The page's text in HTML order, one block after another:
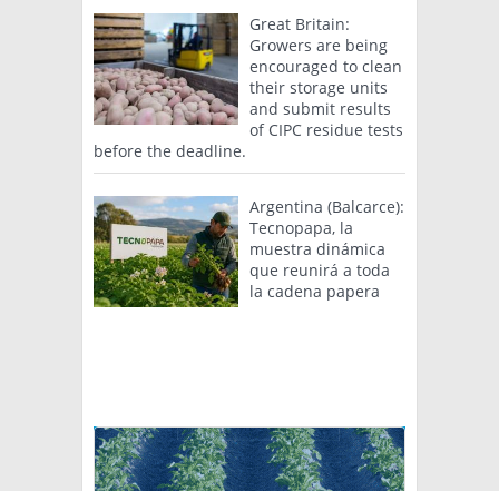
Great Britain:
Growers are being
encouraged to clean
their storage units
and submit results
of CIPC residue tests
before the deadline.
Argentina (Balcarce):
Tecnopapa, la
muestra dinámica
que reunirá a toda
la cadena papera